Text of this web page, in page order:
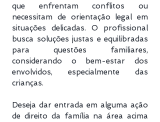
que enfrentam conflitos ou
necessitam de orientação legal em
situações delicadas. O profissional
busca soluções justas e equilibradas
para questões familiares,
considerando o bem-estar dos
envolvidos, especialmente das
crianças.
Deseja dar entrada em alguma ação
de direito da família na área acima